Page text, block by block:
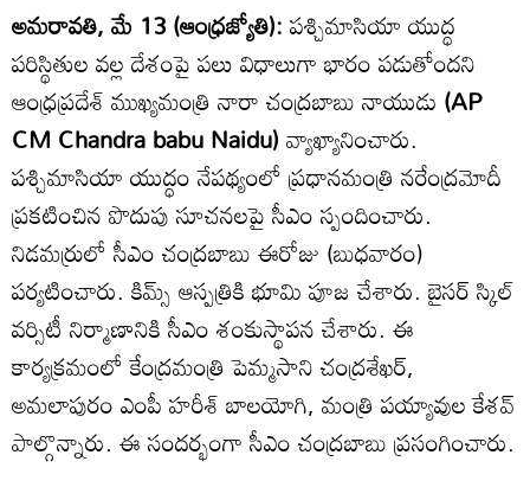
అమరావతి, మే 13 (ఆంధ్రజ్యోతి):పశ్చిమాసియా యుద్ధ
పరిస్థితుల వల్ల దేశంపై పలు విధాలుగా భారం పడుతోందని
ఆంధ్రప్రదేశ్ ముఖ్యమంత్రి నారా చంద్రబాబు నాయుడు (AP
CM Chandra babu Naidu)వ్యాఖ్యానించారు.
పశ్చిమాసియా యుద్ధం నేపథ్యంలో ప్రధానమంత్రి నరేంద్రమోదీ
ప్రకటించిన పొదుపు సూచనలపై సీఎం స్పందించారు.
నిడమర్రులో సీఎం చంద్రబాబు ఈరోజు (బుధవారం)
పర్యటించారు. కిమ్స్ ఆస్పత్రికి భూమి పూజ చేశారు. బైసర్ స్కిల్
వర్సిటీ నిర్మాణానికి సీఎం శంకుస్థాపన చేశారు. ఈ
కార్యక్రమంలో కేంద్రమంత్రి పెమ్మసాని చంద్రశేఖర్,
అమలాపురం ఎంపీ హరీశ్ బాలయోగి, మంత్రి పయ్యావుల కేశవ్
పాల్గొన్నారు. ఈ సందర్భంగా సీఎం చంద్రబాబు ప్రసంగించారు.